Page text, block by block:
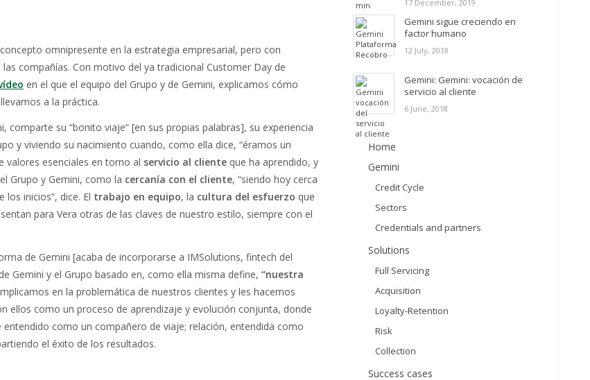
omnipresente en la estrategia empresarial, pero con
compañías. Con motivo del ya tradicional Customer Day de
en el que el equipo del Grupo y de Gemini, explicamos cómo
a la práctica.
comparte su “bonito viaje” [en sus propias palabras], su experiencia
y viviendo su nacimiento cuando, como ella dice, “éramos un
valores esenciales en torno al servicio al cliente que ha aprendido, y
Grupo y Gemini, como la cercanía con el cliente, “siendo hoy cerca
inicios”, dice. El trabajo en equipo, la cultura del esfuerzo que
para Vera otras de las claves de nuestro estilo, siempre con el
de Gemini [acaba de incorporarse a IMSolutions, fintech del
Gemini y el Grupo basado en, como ella misma define, “nuestra
en la problemática de nuestros clientes y les hacemos
ellos como un proceso de aprendizaje y evolución conjunta, donde
como un compañero de viaje; relación, entendida como
el éxito de los resultados.
17 December, 2019
Gemini sigue creciendo en
factor humano
12 July, 2018
Gemini: Gemini: vocación de
servicio al cliente
6 June, 2018
Home
Gemini
Credit Cycle
Sectors
Credentials and partners
Solutions
Full Servicing
Acquisition
Loyalty-Retention
Risk
Collection
Success cases